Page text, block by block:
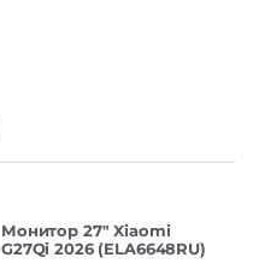
Монитор 27″ Xiaomi
G27Qi 2026 (ELA6648RU)